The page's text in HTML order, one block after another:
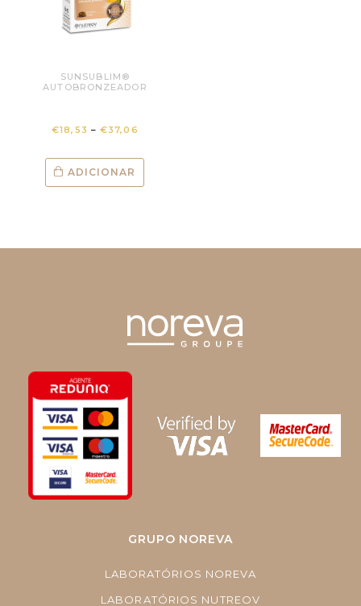
SUNSUBLIM®
AUTOBRONZEADOR
€18,53 – €37,06
ADICIONAR
GRUPO NOREVA
LABORATÓRIOS NOREVA
LABORATÓRIOS NUTREOV